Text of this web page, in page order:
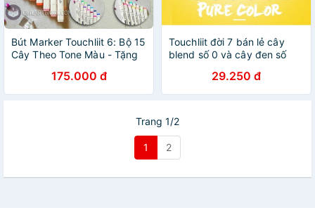
Bút Marker Touchliit 6: Bộ 15
Cây Theo Tone Màu - Tặng
175.000 đ
Touchliit đời 7 bán lẻ cây
blend số 0 và cây đen số
29.250 đ
Trang 1/2
1 2